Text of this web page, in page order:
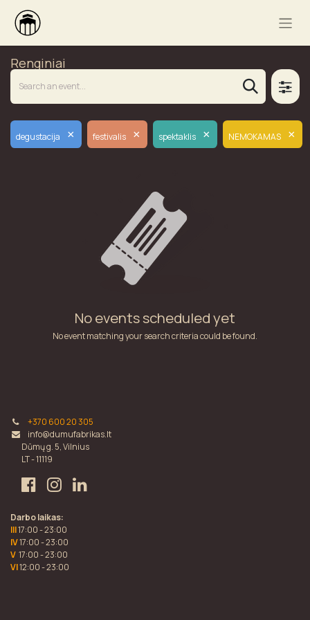
Renginiai
degustacija × festivalis × spektaklis × NEMOKAMAS ×
No events scheduled yet
No event matching your search criteria could be found.
+370 600 20 305
info@dumufabrikas.lt
Dūmų g. 5, Vilnius
LT - 11119
Darbo laikas:
III17:00 - 23:00
IV17:00 - 23:00
V 17:00 - 23:00
VI12:00 - 23:00